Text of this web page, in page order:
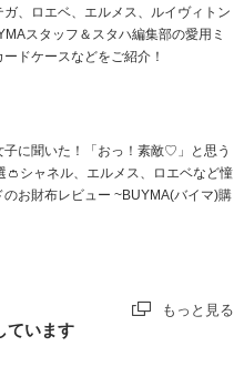
ガ、ロエベ、エルメス、ルイヴィトン
スタッフ＆スタハ編集部の愛用ミ
ドケースなどをご紹介！
子に聞いた！「おっ！素敵♡」と思う
👛シャネル、エルメス、ロエベなど憧
のお財布レビュー ~BUYMA(バイマ)購
もっと見る
ています